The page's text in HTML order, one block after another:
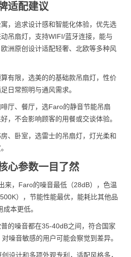
适配建议
，追求设计感和智能化体验，优先选
吊扇灯，支持WIFI/蓝牙连接，能与
洲原创设计适配轻奢、北欧等多种风
有限，选美的的基础款吊扇灯，性价
日常照明与通风需求。
厅、餐厅，选Faro的静音节能吊扇
，不会影响顾客的用餐或交谈体验。
、卧室，选雷士的吊扇灯，灯光柔和
心参数一目了然
来，Faro的噪音最低（28dB），色温
），节能性能最优，能耗比其他品
本更低。
的噪音都在35-40dB之间，符合国家
噪音敏感的用户可能会察觉到差异。
设计和多项外观专利，适配风格多，